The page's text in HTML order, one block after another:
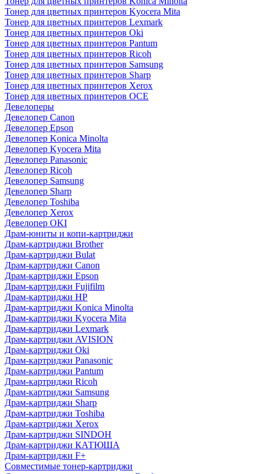
Тонер для цветных принтеров Kyocera Mita
Тонер для цветных принтеров Lexmark
Тонер для цветных принтеров Oki
Тонер для цветных принтеров Pantum
Тонер для цветных принтеров Ricoh
Тонер для цветных принтеров Samsung
Тонер для цветных принтеров Sharp
Тонер для цветных принтеров Xerox
Тонер для цветных принтеров OCE
Девелоперы
Девелопер Canon
Девелопер Epson
Девелопер Konica Minolta
Девелопер Kyocera Mita
Девелопер Panasonic
Девелопер Ricoh
Девелопер Samsung
Девелопер Sharp
Девелопер Toshiba
Девелопер Xerox
Девелопер OKI
Драм-юниты и копи-картриджи
Драм-картриджи Brother
Драм-картриджи Bulat
Драм-картриджи Canon
Драм-картриджи Epson
Драм-картриджи Fujifilm
Драм-картриджи HP
Драм-картриджи Konica Minolta
Драм-картриджи Kyocera Mita
Драм-картриджи Lexmark
Драм-картриджи AVISION
Драм-картриджи Oki
Драм-картриджи Panasonic
Драм-картриджи Pantum
Драм-картриджи Ricoh
Драм-картриджи Samsung
Драм-картриджи Sharp
Драм-картриджи Toshiba
Драм-картриджи Xerox
Драм-картриджи SINDOH
Драм-картриджи КАТЮША
Драм-картриджи F+
Совместимые тонер-картриджи